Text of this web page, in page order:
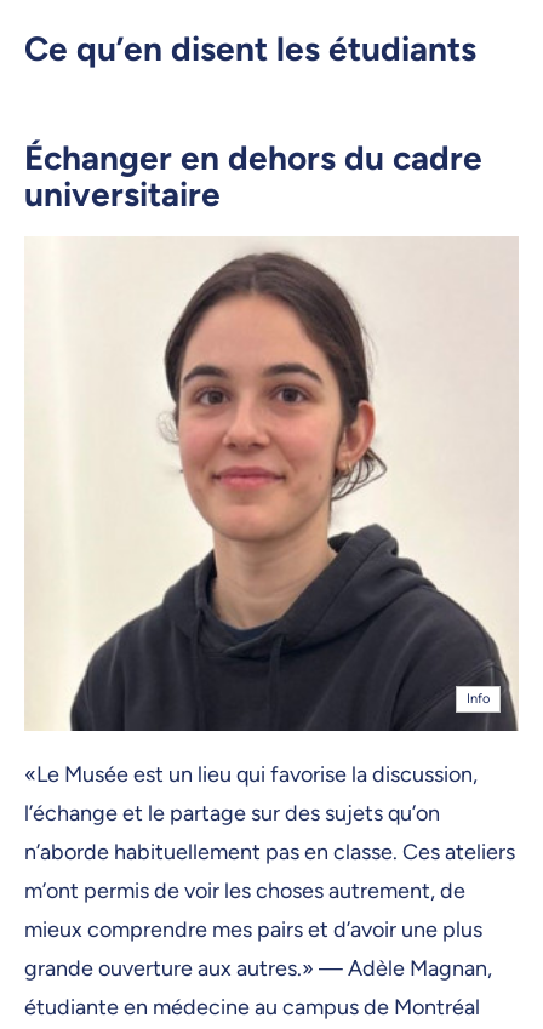
Ce qu’en disent les étudiants
Échanger en dehors du cadre
universitaire
Info
«Le Musée est un lieu qui favorise la discussion,
l’échange et le partage sur des sujets qu’on
n’aborde habituellement pas en classe. Ces ateliers
m’ont permis de voir les choses autrement, de
mieux comprendre mes pairs et d’avoir une plus
grande ouverture aux autres.» — Adèle Magnan,
étudiante en médecine au campus de Montréal